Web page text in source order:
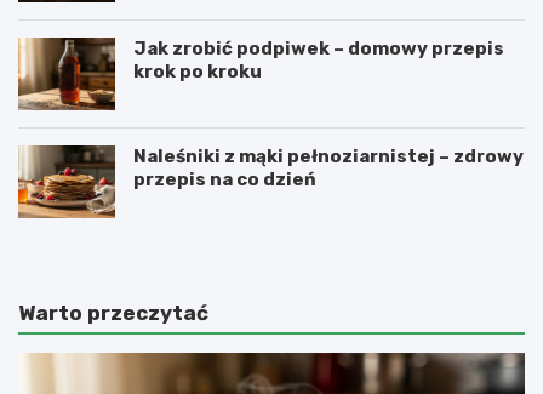
Jak zrobić podpiwek – domowy przepis
krok po kroku
Naleśniki z mąki pełnoziarnistej – zdrowy
przepis na co dzień
Warto przeczytać